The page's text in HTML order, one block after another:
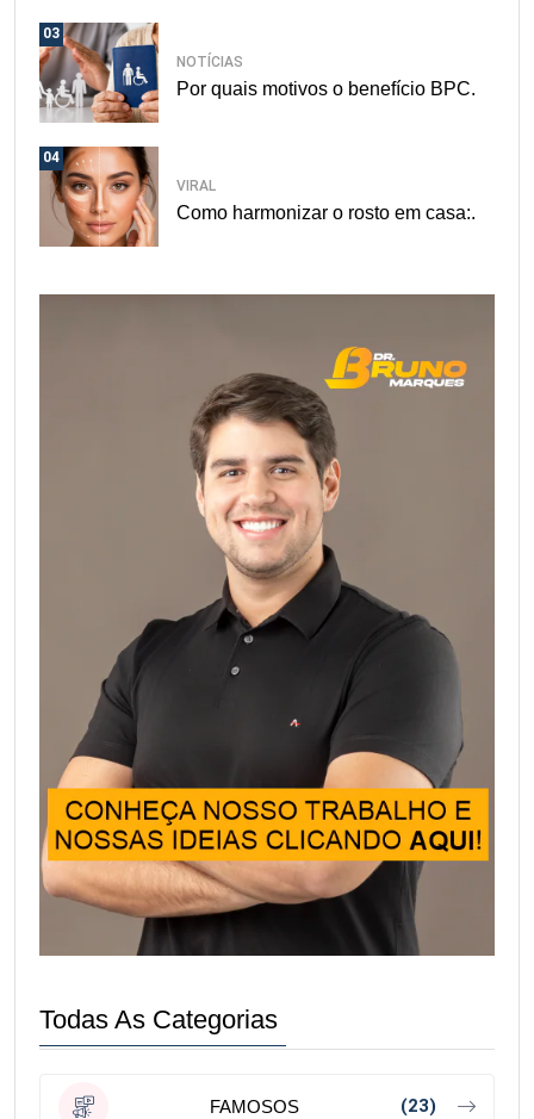
03
NOTÍCIAS
Por quais motivos o benefício BPC.
04
VIRAL
Como harmonizar o rosto em casa:.
Todas As Categorias
FAMOSOS (23)